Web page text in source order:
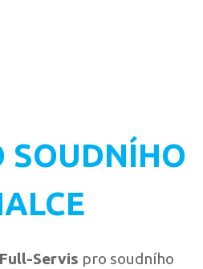
SOUDNÍHO
Full-Servis pro soudního